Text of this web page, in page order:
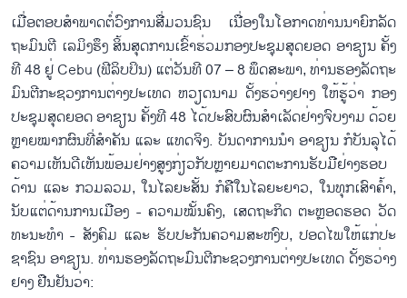
ເມື່ອ​ຕອບ​ສຳ​ພາດ​ຕໍ່​ວົງ​ການ​ສື່ມວນ​ຊົນ ເນື່ອງ​ໃນ​ໂອ​ກາດ​ທ່ານ​ນາ​ຍົກ​ລັດ​
ຖະ​ມົນ​ຕີ ເລ​ມິງ​ຮຶງ ສ​ິ້ນ​ສຸດ​ການ​ເຂົ້າ​ຮ່ວມກອງ​ປະ​ຊຸມ​ສຸດຍອດ ອາ​ຊຽນ ຄັ້ງ​
ທີ 48 ຢູ່ Cebu (ຟີ​ລິບ​ປິນ) ແຕ່​ວັນ​ທີ 07 – 8 ພຶດ​ສະ​ພາ, ທ່ານ​ຮອງ​ລັດ​ຖະ​
ມົນ​ຕີ​ກະ​ຊວງ​ການ​ຕ່າງ​ປະ​ເທດ ຫວຽດ​ນາມ ດັ້ງ​ຮ​ວ່າງ​ຢາງ ໃຫ້​ຮູ້​ວ່າ ກອງ​
ປະ​ຊຸມ​ສຸດຍອດ ອາ​ຊຽນ ຄັ້ງ​ທີ 48 ໄດ້​ປະ​ສົບ​ຜົນ​ສຳ​ເລັດ​ຢ່າງ​ຈົບ​ງາມ ດ້ວຍ
ຫຼາຍ​ໝາກ​ຜົນ​ທີ​່​ສຳ​ຄັນ ແລະ ແທດ​ຈິງ. ບັນ​ດາ​ການ​ນຳ ອາ​ຊຽນ ກໍ​ບັນ​ລຸ​ໄດ້​
ຄວາມ​ເຫັນ​ດີ​ເຫັນ​ພ້ອມ​ຢ່າງ​ສູງ​ກ່ຽວ​ກັບຫຼາຍ​ມາດ​ຕະ​ການ​ຮັບ​ມື​ຢ່າງ​ຮອບ​
ດ້ານ ແລະ ກວມ​ລ​ວມ, ໃນ​ໄລ​ຍະ​ສັ້ນ ກໍ​ຄື​ໃນ​ໄລ​ຍ​ະ​ຍາວ, ໃນ​ທຸກ​ເສົາ​ຄ້ຳ,
ນັບ​ແຕ່​ດ້ານ​ການ​ເມືອງ - ຄວາມ​ໝັ້ນ​ຄົງ, ເສດ​ຖະ​ກິດ ຕະຫຼອດ​ຮອດ ວັດ​
ທະ​ນະ​ທຳ - ສັງ​ຄົມ ແລະ ຮັບ​ປະ​ກັນ​ຄວາມ​ສະ​ຫງົບ, ປອດ​ໄພ​ໃຫ້​ແກ່​ປະ​
ຊາ​ຊົນ ອາ​ຊຽນ. ທ່ານ​ຮອງ​ລັດ​ຖະ​ມົນ​ຕີກະ​ຊວງ​ການ​ຕ່າງ​ປະ​ເທດ ດັ້ງ​ຮ​ວ່າງ​
ຢາງ ຢືນ​ຢັນ​ວ່າ: